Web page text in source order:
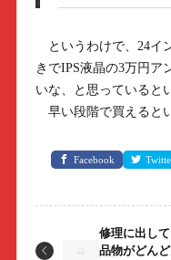
というわけで、24イ
きでIPS液晶の3万円ア
いな、と思っていると
早い段階で買えると
Facebook
修理に出し
品物がどん